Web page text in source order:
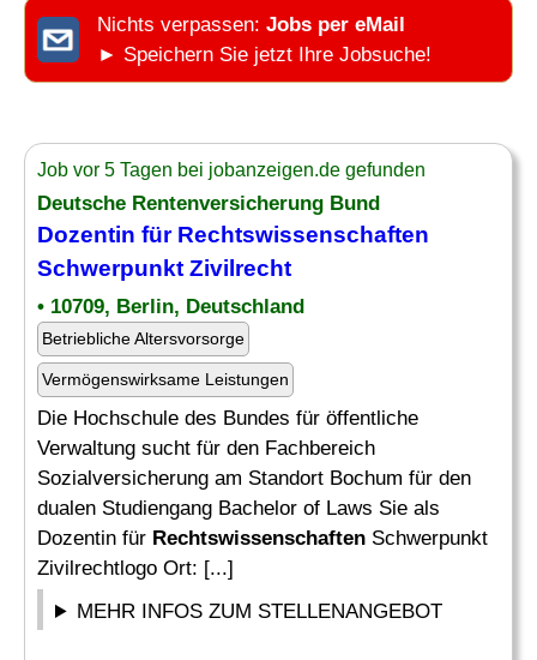
Nichts verpassen: Jobs per eMail
► Speichern Sie jetzt Ihre Jobsuche!
Job vor 5 Tagen bei jobanzeigen.de gefunden
Deutsche Rentenversicherung Bund
Dozentin für Rechtswissenschaften
Schwerpunkt Zivilrecht
• 10709, Berlin, Deutschland
Betriebliche Altersvorsorge
Vermögenswirksame Leistungen
Die Hochschule des Bundes für öffentliche
Verwaltung sucht für den Fachbereich
Sozialversicherung am Standort Bochum für den
dualen Studiengang Bachelor of Laws Sie als
Dozentin für Rechtswissenschaften Schwerpunkt
Zivilrechtlogo Ort: [...]
MEHR INFOS ZUM STELLENANGEBOT